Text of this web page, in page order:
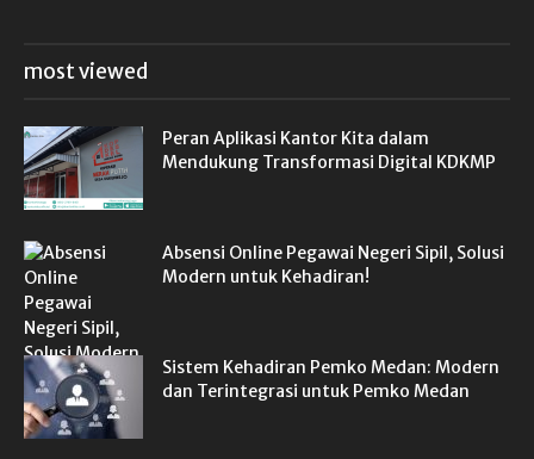
most viewed
Peran Aplikasi Kantor Kita dalam
Mendukung Transformasi Digital KDKMP
Absensi Online Pegawai Negeri Sipil, Solusi
Modern untuk Kehadiran!
Sistem Kehadiran Pemko Medan: Modern
dan Terintegrasi untuk Pemko Medan